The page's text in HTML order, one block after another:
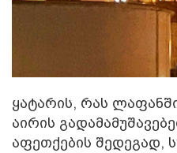
ყატარის, რას
აირის
აფეთქების შედეგად,